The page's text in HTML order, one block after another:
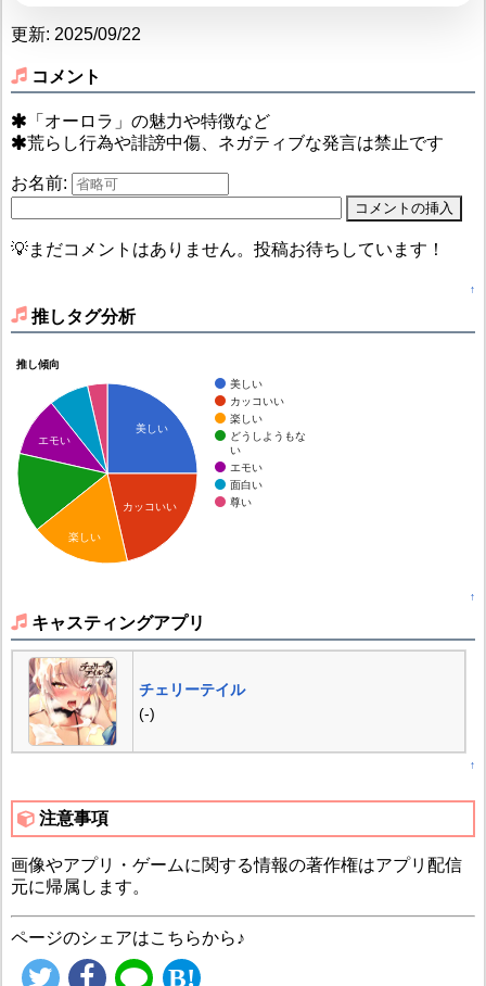
更新: 2025/09/22
コメント
「オーロラ」の魅力や特徴など
荒らし行為や誹謗中傷、ネガティブな発言は禁止です
お名前:
💡まだコメントはありません。投稿お待ちしています！
↑
推しタグ分析
推し傾向
美しい
カッコいい
楽しい
どうしようもな
い
エモい
面白い
尊い
美しい
カッコいい
エモい
楽しい
↑
キャスティングアプリ
チェリーテイル
(-)
↑
注意事項
画像やアプリ・ゲームに関する情報の著作権はアプリ配信
元に帰属します。
ページのシェアはこちらから♪